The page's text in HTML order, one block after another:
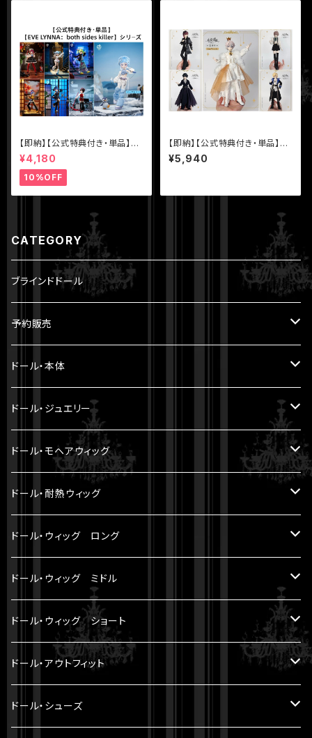
【即納】【公式特典付き・単品】【E
VE LYNNA：both sides kille
r】シリーズ【Neo Eden Toys】
MJD ブラインドドール
¥4,180
10%OFF
【即納】【公式特典付き・単品】
【永夜刻痕】シリーズ 特6 BJD
ブラインドドール
¥5,940
CATEGORY
ブラインドドール
予約販売
5.6cm ～ 20cm
22cm ～
30cm ～ 1/5BJD
33cm ～ 1/4BJD
60cm ～ 1/3BJD
70cm ～
アウトフィット
ドール・本体
ヘッド
ボディ
パーツ
セット
ドール・ジュエリー
Miroir DOLL PEARL JEWELRY
LA PERLE
LE FRANGE
SOLEIL ET LUNE
ドール・モヘアウィッグ
8-9 inch（ SD小顔サイズ ）
7-8 inch
6-7 inch
5-6 inch（ YMY10cmサイズ ）
ドール・耐熱ウィッグ
8-9 inch（ SD小顔サイズ ）
5 inch（ YMY10cmサイズ ）
7-8 inch （ SDM等サイズ ）
ドール・ウィッグ ロング
モヘアウィッグ
耐熱ウィッグ
ドール・ウィッグ ミドル
モヘアウィッグ
ドール・ウィッグ ショート
モヘアウィッグ
耐熱ウィッグ
ドール・アウトフィット
トップス
ドール・シューズ